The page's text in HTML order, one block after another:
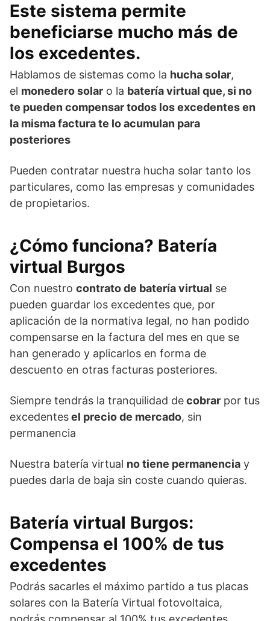
Este sistema permite
beneficiarse mucho más de
los excedentes.
Hablamos de sistemas como la hucha solar,
el monedero solar o la batería virtual que, si no
te pueden compensar todos los excedentes en
la misma factura te lo acumulan para
posteriores
Pueden contratar nuestra hucha solar tanto los
particulares, como las empresas y comunidades
de propietarios.
¿Cómo funciona? Batería
virtual Burgos
Con nuestro contrato de batería virtual se
pueden guardar los excedentes que, por
aplicación de la normativa legal, no han podido
compensarse en la factura del mes en que se
han generado y aplicarlos en forma de
descuento en otras facturas posteriores.
Siempre tendrás la tranquilidad decobrar por tus
excedentesel precio de mercado, sin
permanencia
Nuestra batería virtual no tiene permanencia y
puedes darla de baja sin coste cuando quieras.
Batería virtual Burgos:
Compensa el 100% de tus
excedentes
Podrás sacarles el máximo partido a tus placas
solares con la Batería Virtual fotovoltaica,